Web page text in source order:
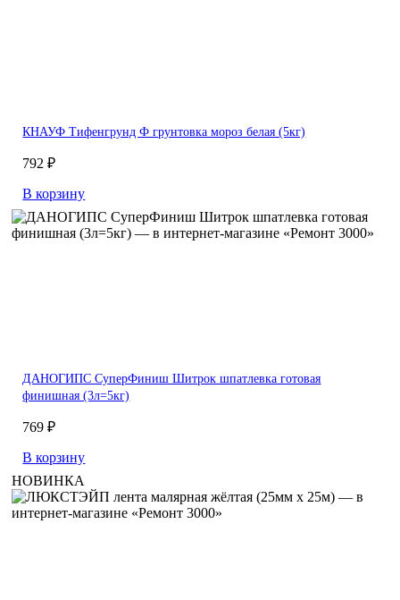
КНАУФ Тифенгрунд Ф грунтовка мороз белая (5кг)
792 ₽
В корзину
ДАНОГИПС СуперФиниш Шитрок шпатлевка готовая
финишная (3л=5кг)
769 ₽
В корзину
НОВИНКА